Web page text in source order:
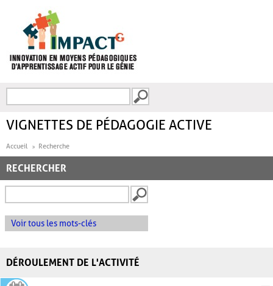
FORMULAIRE DE
VIGNETTES DE PÉDAGOGIE ACTIVE
Accueil Recherche
RECHERCHER
Voir tous les mots-clés
DÉROULEMENT DE L'ACTIVITÉ